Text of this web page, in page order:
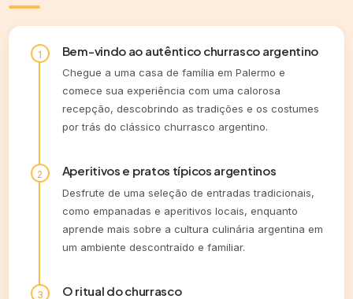
Bem-vindo ao autêntico churrasco argentino
Chegue a uma casa de família em Palermo e
comece sua experiência com uma calorosa
recepção, descobrindo as tradições e os costumes
por trás do clássico churrasco argentino.
Aperitivos e pratos típicos argentinos
Desfrute de uma seleção de entradas tradicionais,
como empanadas e aperitivos locais, enquanto
aprende mais sobre a cultura culinária argentina em
um ambiente descontraído e familiar.
O ritual do churrasco